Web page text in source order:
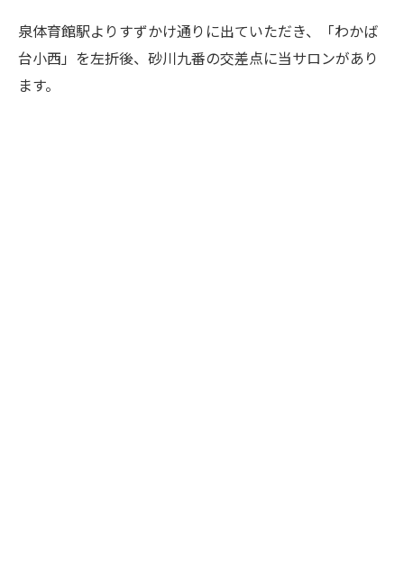
泉体育館駅よりすずかけ通りに出ていただき、「わかば
台小西」を左折後、砂川九番の交差点に当サロンがあり
ます。